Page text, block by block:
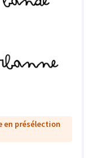
en présélection